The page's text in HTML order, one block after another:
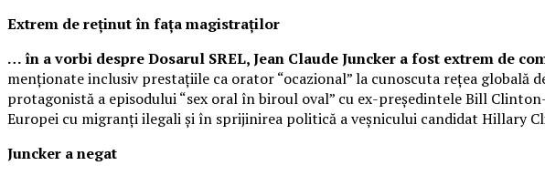
Extrem de reținut în fața magistraților
… în a vorbi despre Dosarul SREL, Jean Claude Juncker a fost extrem de
menționate inclusiv prestațiile ca orator “ocazional” la cunoscuta rețea globală
protagonistă a episodului “sex oral în biroul oval” cu ex-președintele Bill
Europei cu migranți ilegali și în sprijinirea politică a veșnicului candidat Hillary
Juncker a negat